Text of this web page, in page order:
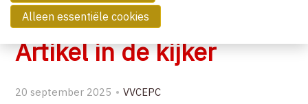
Artikel in de kijker
20 september 2025
VVCEPC
COMMUNITY
ZOEK EEN THERAPEUT
Alleen essentiële cookies